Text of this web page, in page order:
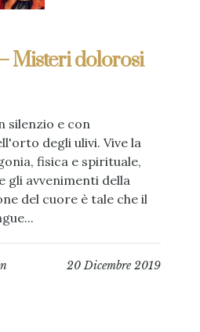
Misteri dolorosi
silenzio e con
degli ulivi. Vive la
fisica e spirituale,
avvenimenti della
del cuore è tale che il
20 Dicembre 2019